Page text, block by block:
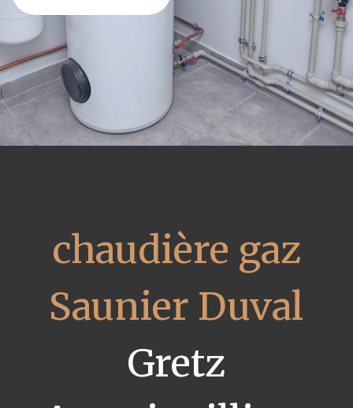
chaudière gaz
Saunier Duval
Gretz